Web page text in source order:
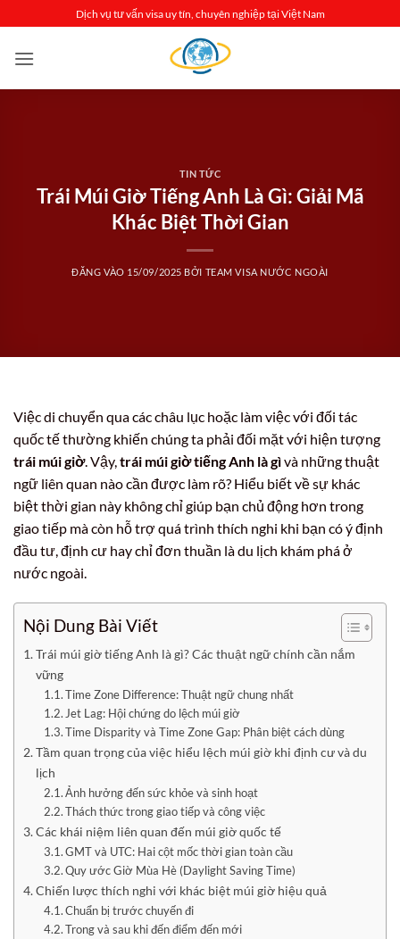
qua
nội
Dịch vụ tư vấn visa uy tín, chuyên nghiệp tại Việt Nam
TIN TỨC
Trái Múi Giờ Tiếng Anh Là Gì: Giải Mã
Khác Biệt Thời Gian
ĐĂNG VÀO 15/09/2025 BỞI TEAM VISA NƯỚC NGOÀI
Việc di chuyển qua các châu lục hoặc làm việc với đối tác
quốc tế thường khiến chúng ta phải đối mặt với hiện tượng
trái múi giờ. Vậy,trái múi giờ tiếng Anh là gìvà những thuật
ngữ liên quan nào cần được làm rõ? Hiểu biết về sự khác
biệt thời gian này không chỉ giúp bạn chủ động hơn trong
giao tiếp mà còn hỗ trợ quá trình thích nghi khi bạn có ý định
đầu tư, định cư hay chỉ đơn thuần là du lịch khám phá ở
nước ngoài.
Nội Dung Bài Viết
Trái múi giờ tiếng Anh là gì? Các thuật ngữ chính cần nắm
vững
Time Zone Difference: Thuật ngữ chung nhất
Jet Lag: Hội chứng do lệch múi giờ
Time Disparity và Time Zone Gap: Phân biệt cách dùng
Tầm quan trọng của việc hiểu lệch múi giờ khi định cư và du
lịch
Ảnh hưởng đến sức khỏe và sinh hoạt
Thách thức trong giao tiếp và công việc
Các khái niệm liên quan đến múi giờ quốc tế
GMT và UTC: Hai cột mốc thời gian toàn cầu
Quy ước Giờ Mùa Hè (Daylight Saving Time)
Chiến lược thích nghi với khác biệt múi giờ hiệu quả
Chuẩn bị trước chuyến đi
Trong và sau khi đến điểm đến mới